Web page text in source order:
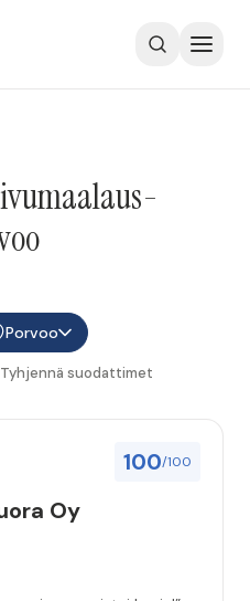
Porvoo
Tyhjennä suodattimet
100/100
Oy